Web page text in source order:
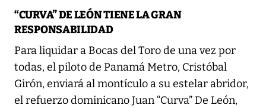
“CURVA” DE LEÓN TIENE LA GRAN
RESPONSABILIDAD
Para liquidar a Bocas del Toro de una vez por
todas, el piloto de Panamá Metro, Cristóbal
Girón, enviará al montículo a su estelar abridor,
el refuerzo dominicano Juan “Curva” De León,